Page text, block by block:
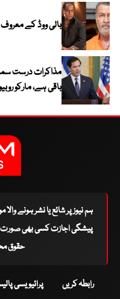
بالی ووڈ کے معروف
مذاکرات درست
باقی ہے، مارکو
ہم نیوز پر شائع یا نشر ہونے
پیشگی اجازت کسی بھی صورت
حقوق
رابطہ کریں پرائیویسی